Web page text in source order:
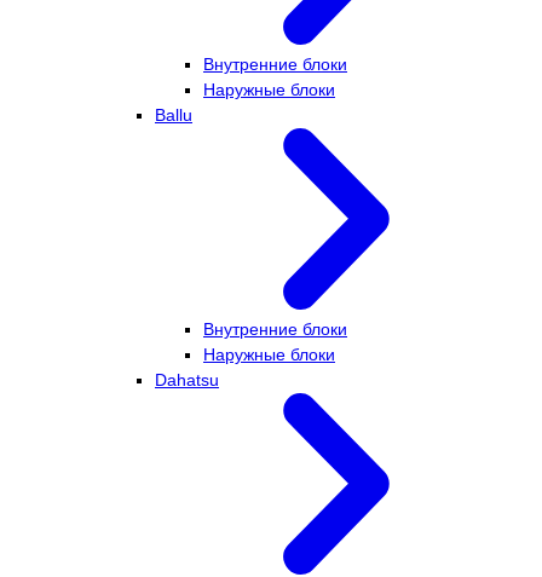
Внутренние блоки
Наружные блоки
Ballu
Внутренние блоки
Наружные блоки
Dahatsu